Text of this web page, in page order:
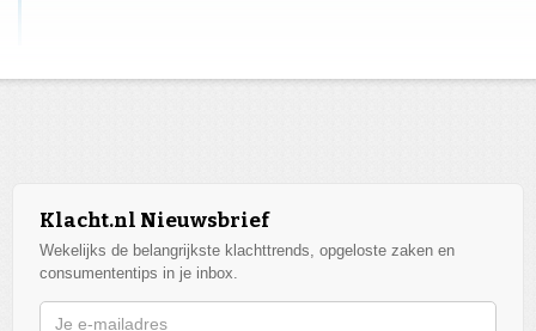
Klacht.nl Nieuwsbrief
Wekelijks de belangrijkste klachttrends, opgeloste zaken en
consumententips in je inbox.